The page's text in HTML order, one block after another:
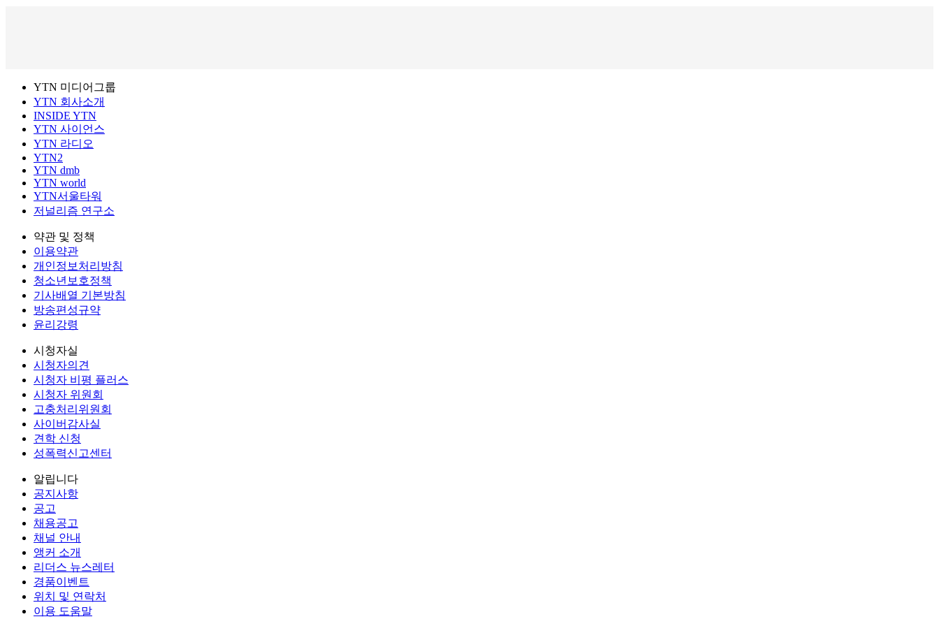
YTN 미디어그룹
YTN 회사소개
INSIDE YTN
YTN 사이언스
YTN 라디오
YTN2
YTN dmb
YTN world
YTN서울타워
저널리즘 연구소
약관 및 정책
이용약관
개인정보처리방침
청소년보호정책
기사배열 기본방침
방송편성규약
윤리강령
시청자실
시청자의견
시청자 비평 플러스
시청자 위원회
고충처리위원회
사이버감사실
견학 신청
성폭력신고센터
알립니다
공지사항
공고
채용공고
채널 안내
앵커 소개
리더스 뉴스레터
경품이벤트
위치 및 연락처
이용 도움말